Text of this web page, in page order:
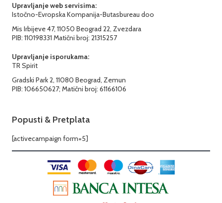
Upravljanje web servisima:
Istočno-Evropska Kompanija-Butasbureau doo
Mis Irbijeve 47, 11050 Beograd 22, Zvezdara
PIB: 110198331 Matični broj: 21315257
Upravljanje isporukama:
TR Spirit
Gradski Park 2, 11080 Beograd, Zemun
PIB: 106650627; Matični broj: 61166106
Popusti & Pretplata
[activecampaign form=5]